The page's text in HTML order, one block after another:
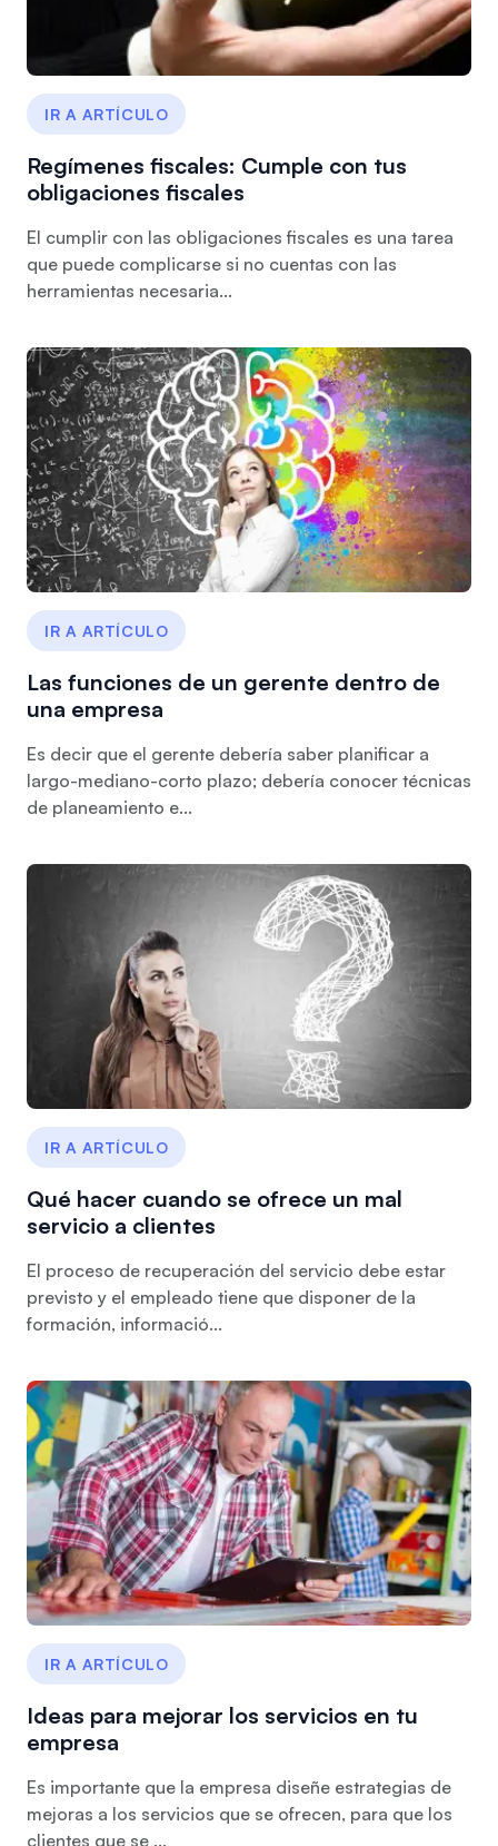
IR A ARTÍCULO
Regímenes fiscales: Cumple con tus
obligaciones fiscales
El cumplir con las obligaciones fiscales es una tarea
que puede complicarse si no cuentas con las
herramientas necesaria...
IR A ARTÍCULO
Las funciones de un gerente dentro de
una empresa
Es decir que el gerente debería saber planificar a
largo-mediano-corto plazo; debería conocer técnicas
de planeamiento e...
IR A ARTÍCULO
Qué hacer cuando se ofrece un mal
servicio a clientes
El proceso de recuperación del servicio debe estar
previsto y el empleado tiene que disponer de la
formación, informació...
IR A ARTÍCULO
Ideas para mejorar los servicios en tu
empresa
Es importante que la empresa diseñe estrategias de
mejoras a los servicios que se ofrecen, para que los
clientes que se ...